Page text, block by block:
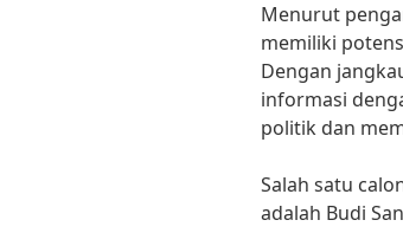
Menurut
memiliki
Dengan
informasi
politik dan
Salah satu
adalah Budi